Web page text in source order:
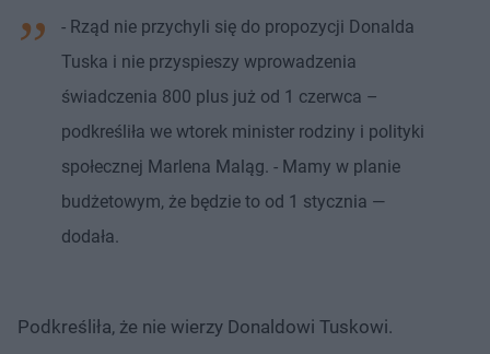
- Rząd nie przychyli się do propozycji Donalda
Tuska i nie przyspieszy wprowadzenia
świadczenia 800 plus już od 1 czerwca –
podkreśliła we wtorek minister rodziny i polityki
społecznej Marlena Maląg. - Mamy w planie
budżetowym, że będzie to od 1 stycznia —
dodała.
Podkreśliła, że nie wierzy Donaldowi Tuskowi.